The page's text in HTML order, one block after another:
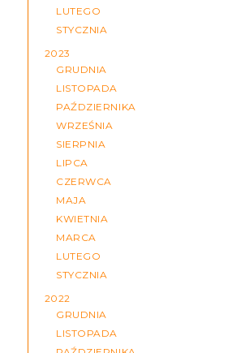
LUTEGO
STYCZNIA
2023
GRUDNIA
LISTOPADA
PAŹDZIERNIKA
WRZEŚNIA
SIERPNIA
LIPCA
CZERWCA
MAJA
KWIETNIA
MARCA
LUTEGO
STYCZNIA
2022
GRUDNIA
LISTOPADA